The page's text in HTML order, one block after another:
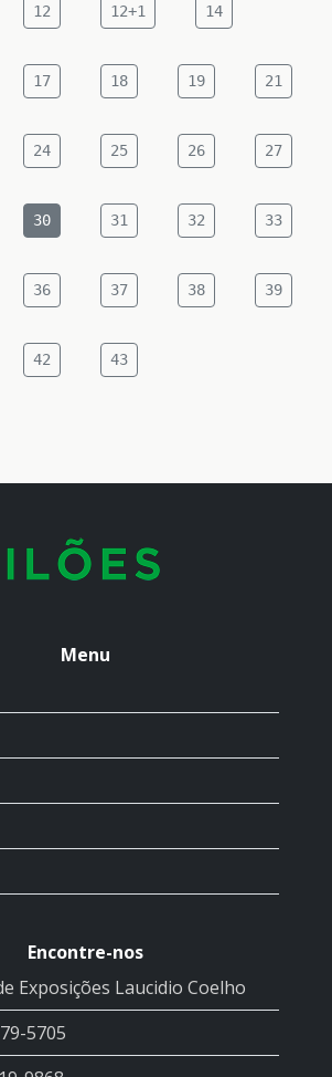
12 12+1 14
17 18 19 21
24 25 26 27
30 31 32 33
36 37 38 39
42 43
Menu
Encontre-nos
Exposições Laucidio Coelho
5705